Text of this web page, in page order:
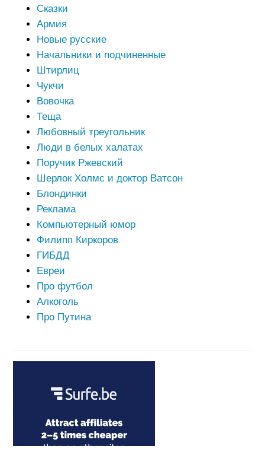
Сказки
Армия
Новые русские
Начальники и подчиненные
Штирлиц
Чукчи
Вовочка
Теща
Любовный треугольник
Люди в белых халатах
Поручик Ржевский
Шерлок Холмс и доктор Ватсон
Блондинки
Реклама
Компьютерный юмор
Филипп Киркоров
ГИБДД
Евреи
Про футбол
Алкоголь
Про Путина